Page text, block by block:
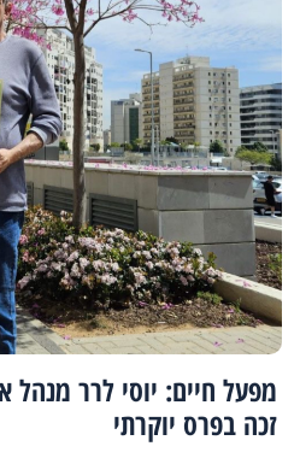
מפעל חיים: יוסי לרר מנהל
זכה בפרס יוקרתי